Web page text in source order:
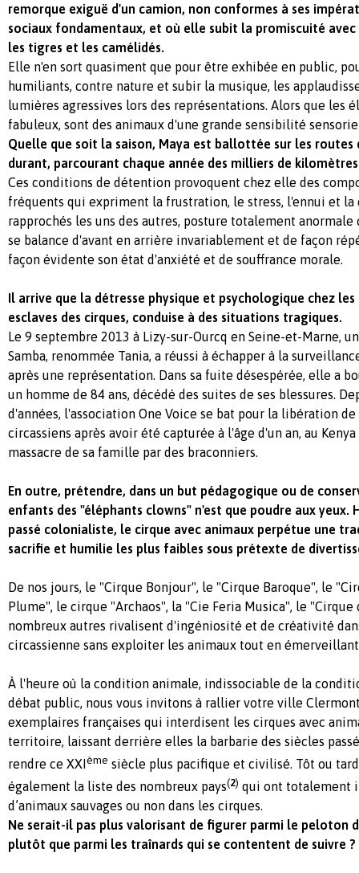
remorque exiguë d'un camion, non conformes à ses
sociaux fondamentaux, et où elle subit la promiscuité avec
les tigres et les camélidés.
Elle n'en sort quasiment que pour être exhibée en public,
humiliants, contre nature et subir la musique, les
lumières agressives lors des représentations. Alors que les
fabuleux, sont des animaux d'une grande sensibilité
Quelle que soit la saison, Maya est ballottée sur les routes
durant, parcourant chaque année des milliers de
Ces conditions de détention provoquent chez elle des
fréquents qui expriment la frustration, le stress, l'ennui et la
rapprochés les uns des autres, posture totalement
se balance d'avant en arrière invariablement et de façon
façon évidente son état d'anxiété et de souffrance morale.
Il arrive que la détresse physique et psychologique chez
esclaves des cirques, conduise à des situations tragiques.
Le 9 septembre 2013 à Lizy-sur-Ourcq en Seine-et-Marne,
Samba, renommée Tania, a réussi à échapper à la
après une représentation. Dans sa fuite désespérée, elle a
un homme de 84 ans, décédé des suites de ses blessures.
d'années, l'association One Voice se bat pour la libération
circassiens après avoir été capturée à l'âge d'un an, au
massacre de sa famille par des braconniers.
En outre, prétendre, dans un but pédagogique ou de
enfants des "éléphants clowns" n'est que poudre aux
passé colonialiste, le cirque avec animaux perpétue une
sacrifie et humilie les plus faibles sous prétexte de
De nos jours, le "Cirque Bonjour", le "Cirque Baroque", le
Plume", le cirque "Archaos", la "Cie Feria Musica", le
nombreux autres rivalisent d'ingéniosité et de créativité
circassienne sans exploiter les animaux tout en
À l'heure où la condition animale, indissociable de la
débat public, nous vous invitons à rallier votre ville
exemplaires françaises qui interdisent les cirques avec
territoire, laissant derrière elles la barbarie des siècles
rendre ce XXIème siècle plus pacifique et civilisé. Tôt ou
également la liste des nombreux pays(2) qui ont totalement
d’animaux sauvages ou non dans les cirques.
Ne serait-il pas plus valorisant de figurer parmi le peloton
plutôt que parmi les traînards qui se contentent de suivre ?